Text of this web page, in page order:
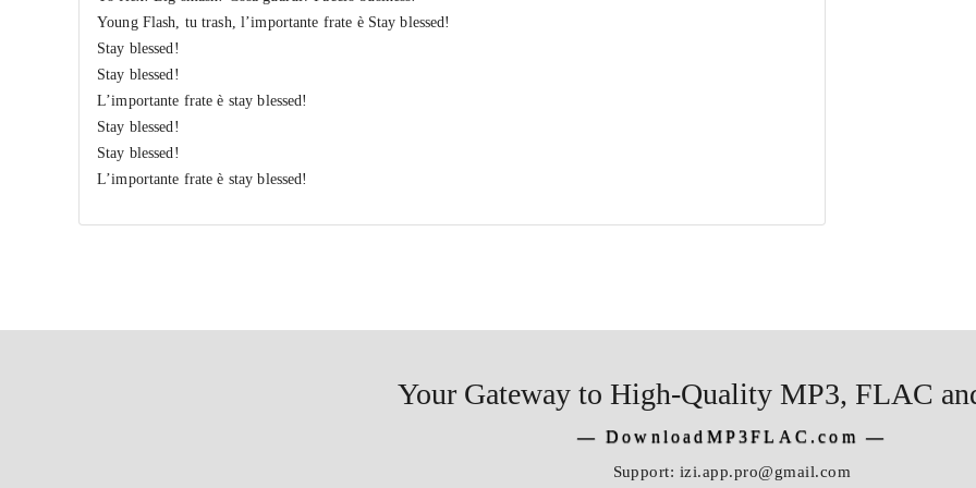
Young Flash, tu trash, l’importante frate è Stay blessed!
Stay blessed!
Stay blessed!
L’importante frate è stay blessed!
Stay blessed!
Stay blessed!
L’importante frate è stay blessed!
Your Gateway to High-Quality MP3, FLAC
―DownloadMP3FLAC.com ―
Support: izi.app.pro@gmail.com